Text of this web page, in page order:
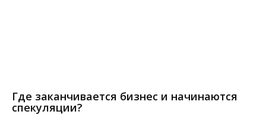
Где заканчивается бизнес и начинаются
спекуляции?